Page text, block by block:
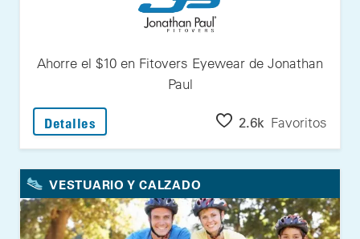
Ahorre el $10 en Fitovers Eyewear de Jonathan
Paul
Detalles : Ahorre el $10 en Fitovers Eyewear de
2.6k Favoritos
VESTUARIO Y CALZADO